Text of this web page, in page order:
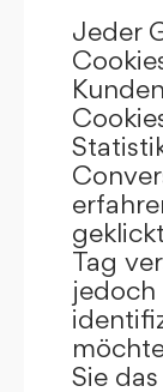
Jeder
Tag
jedoch
Sie